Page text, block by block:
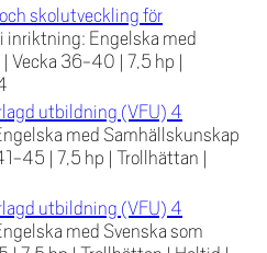
skolutveckling för
inriktning: Engelska med
| Vecka 36-40 | 7,5 hp |
utbildning (VFU) 4
med Samhällskunskap
45 | 7,5 hp | Trollhättan |
utbildning (VFU) 4
med Svenska som